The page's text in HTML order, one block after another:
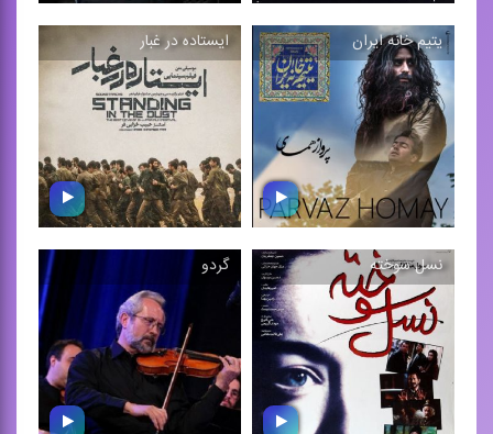
مردمك
مجموعه ای از موسیقی فیلم
های بهزاد عبدی
مرسدس
ترانه‌ی تیتراژ فیلم مرسدس
یتیم خانه ایران
یتیم خانه ایران
ترانه‌ی اركسترال تیتراژ فیلم
سینمایی یتیم خانه ...
ایستاده در غبار
ایستاده در غبار
آلبوم موسیقی‌های فیلمی به
همین نام
نسل سوخته گردو